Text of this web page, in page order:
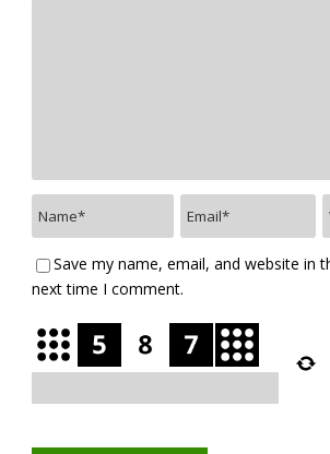
Save my name, email, and website in
next time I comment.